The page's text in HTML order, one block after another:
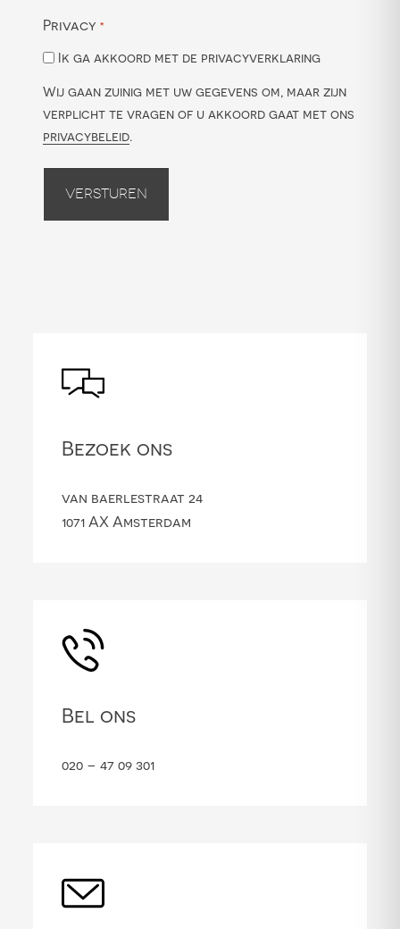
Privacy *
Ik ga akkoord met de privacyverklaring
Wij gaan zuinig met uw gegevens om, maar zijn
verplicht te vragen of u akkoord gaat met ons
privacybeleid.
Versturen
Bezoek ons
van baerlestraat 24
1071 AX Amsterdam
Bel ons
020 – 47 09 301